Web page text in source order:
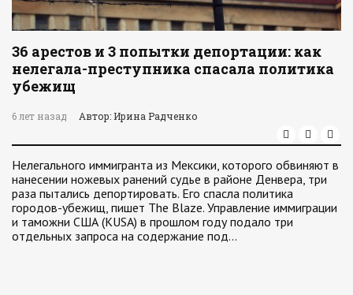
36 арестов и 3 попытки депортации: как
нелегала-преступника спасала политика
убежищ
6 лет назад Автор: Ирина Радченко
Нелегального иммигранта из Мексики, которого обвиняют в
нанесении ножевых ранений судье в районе Денвера, три
раза пытались депортировать. Его спасла политика
городов-убежищ, пишет The Blaze. Управление иммиграции
и таможни США (KUSA) в прошлом году подало три
отдельных запроса на содержание под…